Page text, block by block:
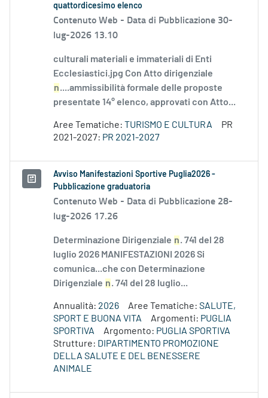
quattordicesimo elenco
Contenuto Web - Data di Pubblicazione 30-
lug-2026 13.10
culturali materiali e immateriali di Enti
Ecclesiastici.jpg Con Atto dirigenziale
n....ammissibilità formale delle proposte
presentate 14° elenco, approvati con Atto...
Aree Tematiche: TURISMO E CULTURA
PR
2021-2027: PR 2021-2027
Avviso Manifestazioni Sportive Puglia2026 -
Pubblicazione graduatoria
Contenuto Web - Data di Pubblicazione 28-
lug-2026 17.26
Determinazione Dirigenziale n. 741 del 28
luglio 2026 MANIFESTAZIONI 2026 Si
comunica...che con Determinazione
Dirigenziale n. 741 del 28 luglio...
Annualità: 2026 Aree Tematiche: SALUTE,
SPORT E BUONA VITA
Argomenti: PUGLIA
SPORTIVA
Argomento: PUGLIA SPORTIVA
Strutture: DIPARTIMENTO PROMOZIONE
DELLA SALUTE E DEL BENESSERE
ANIMALE